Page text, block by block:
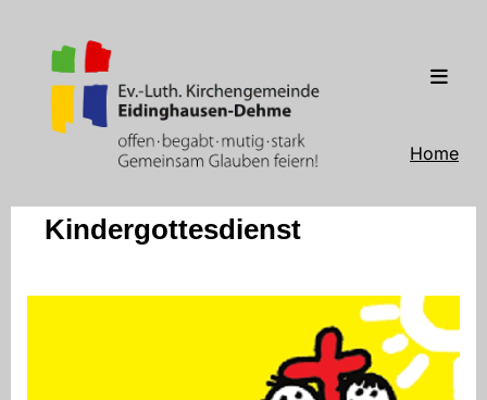
Home
Kindergottesdienst